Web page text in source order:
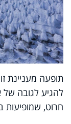
תופעה מעניינת
להגיע לגובה של
חרוט, שמופיעות